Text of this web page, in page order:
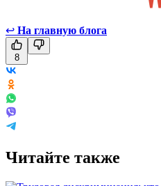
↩ На главную блога
8
Читайте также